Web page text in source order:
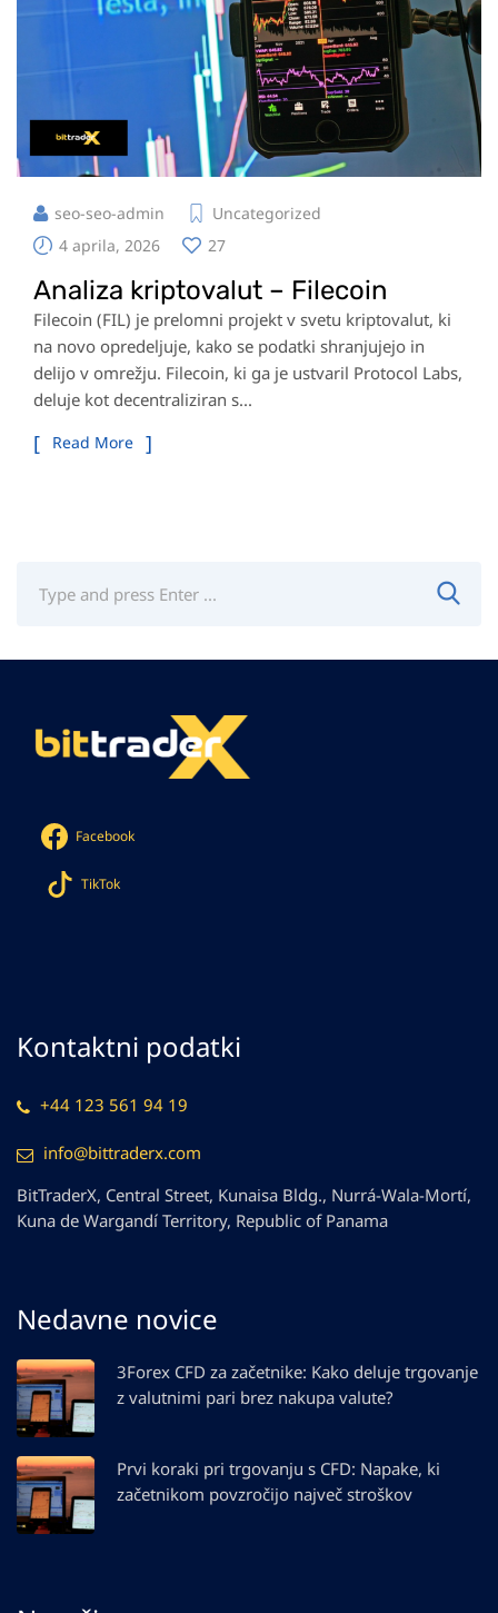
seo-seo-admin
Uncategorized
4 aprila, 2026
27
Analiza kriptovalut – Filecoin
Filecoin (FIL) je prelomni projekt v svetu kriptovalut, ki
na novo opredeljuje, kako se podatki shranjujejo in
delijo v omrežju. Filecoin, ki ga je ustvaril Protocol Labs,
deluje kot decentraliziran s...
Read More
Facebook
TikTok
Kontaktni podatki
+44 123 561 94 19
info@bittraderx.com
BitTraderX, Central Street, Kunaisa Bldg., Nurrá-Wala-Mortí,
Kuna de Wargandí Territory, Republic of Panama
Nedavne novice
3Forex CFD za začetnike: Kako deluje trgovanje
z valutnimi pari brez nakupa valute?
Prvi koraki pri trgovanju s CFD: Napake, ki
začetnikom povzročijo največ stroškov